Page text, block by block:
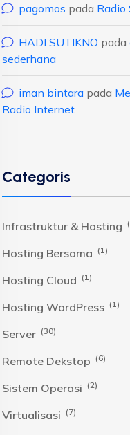
pagomos pada Radio
HADI SUTIKNO pada
sederhana
iman bintara pada
Radio Internet
Categoris
Infrastruktur & Hosting
Hosting Bersama (1)
Hosting Cloud (1)
Hosting WordPress (1)
Server (30)
Remote Dekstop (6)
Sistem Operasi (2)
Virtualisasi (7)